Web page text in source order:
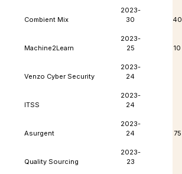
Combient Mix
2023-
30
40
Machine2Learn
2023-
25
10
Venzo Cyber Security
2023-
24
ITSS
2023-
24
Asurgent
2023-
24
75
Quality Sourcing
2023-
23